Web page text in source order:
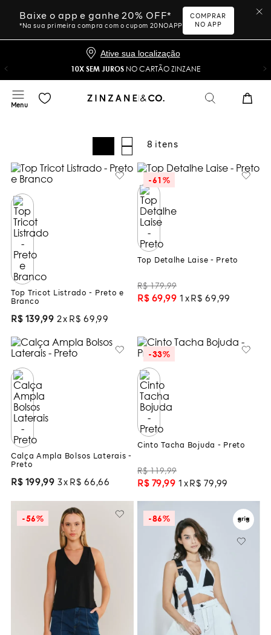
Baixe o app e ganhe 20% OFF*
*Na sua primeira compra com o cupom 20NOAPP
COMPRAR
NO APP
Ative sua localização
10X SEM JUROS NO CARTÃO ZINZANE
8
Top Tricot Listrado - Preto e
Branco
R$ 139,99 2 R$ 69 ,99
-61%
Top Detalhe Laise - Preto
R$ 179,99
R$ 69,99 1 R$ 69 ,99
Calça Ampla Bolsos Laterais -
Preto
R$ 199,99 3 R$ 66 ,66
-33%
Cinto Tacha Bojuda - Preto
R$ 119,99
R$ 79,99 1 R$ 79 ,99
-56% -86%